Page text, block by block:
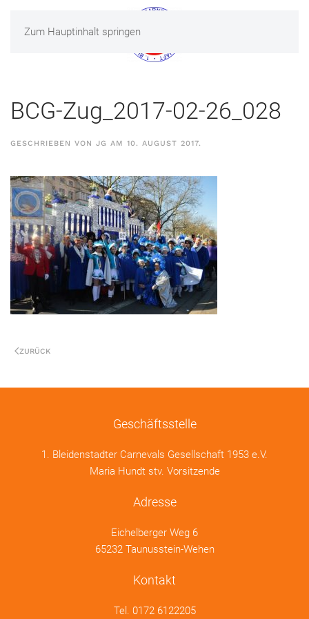
Zum Hauptinhalt springen
MENÜ
BCG-Zug_2017-02-26_028
GESCHRIEBEN VON JG AM 10. AUGUST 2017.
ZURÜCK
Geschäftsstelle
1. Bleidenstadter Carnevals Gesellschaft 1953 e.V.
Maria Hundt stv. Vorsitzende
Adresse
Eichelberger Weg 6
65232 Taunusstein-Wehen
Kontakt
Tel. 0172 6122205